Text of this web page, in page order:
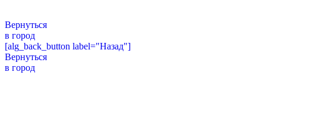
Вернуться
в город
[alg_back_button label="Назад"]
Вернуться
в город